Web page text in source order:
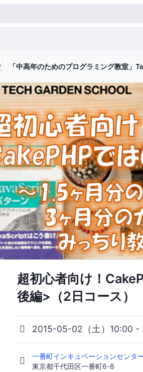
「中高年のためのプログラミング教室
超初心者向け！
後編>（2日コース）
2015-05-02（土）10:00 -
一番町インキュベーションセンタ
東京都千代田区一番町6-8